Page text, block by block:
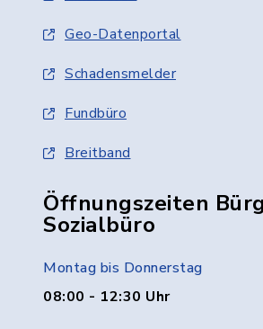
Geo-Datenportal
Schadensmelder
Fundbüro
Breitband
Öffnungszeiten
Sozialbüro
Montag bis Donnerstag
08:00 - 12:30 Uhr